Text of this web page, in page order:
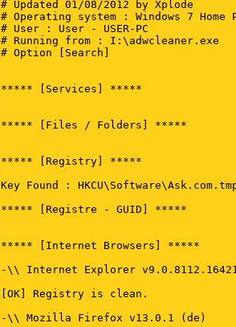
# Updated 01/08/2012 by Xplode
# Operating system : Windows 7
# User : User - USER-PC
# Running from : I:\adwcleaner.exe
# Option [Search]
***** [Services] *****
***** [Files / Folders] *****
***** [Registry] *****
Key Found :
***** [Registre - GUID] *****
***** [Internet Browsers] *****
-\\ Internet Explorer
[OK] Registry is clean.
-\\ Mozilla Firefox v13.0.1 (de)